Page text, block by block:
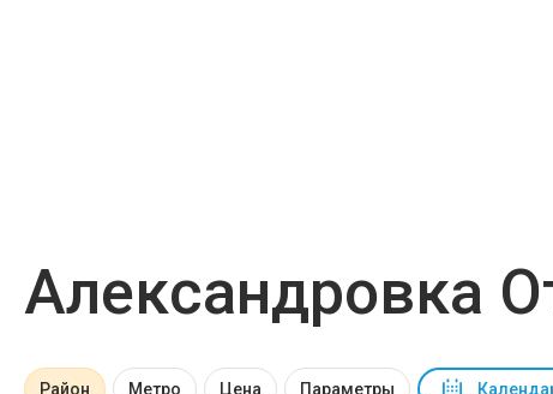
Александровка
Район Метро Цена Параметры